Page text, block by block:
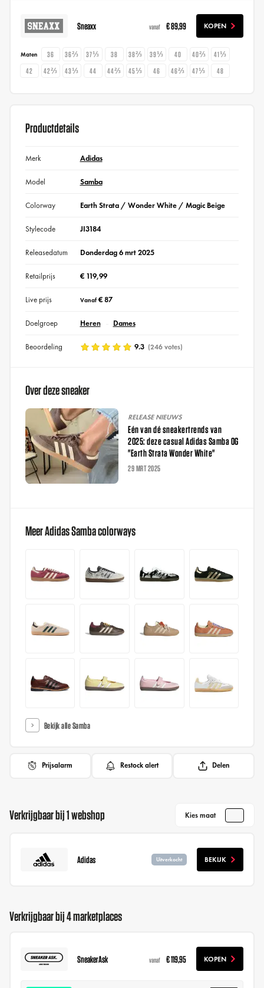
Sneaxx vanaf € 89,99 KOPEN
Maten 36 36⅔ 37⅓ 38 38⅔ 39⅓ 40 40⅔
41⅓
42
42⅔ 43⅓ 44 44⅔ 45⅓ 46 46⅔ 47⅓ 48
Productdetails
Merk Adidas
Model Samba
Colorway Earth Strata / Wonder White / Magic Beige
Stylecode JI3184
Releasedatum Donderdag 6 mrt 2025
Retailprijs € 119,99
Live prijs Vanaf€ 87
Doelgroep Heren Dames
Beoordeling 9.3 (246 votes)
Over deze sneaker
RELEASE NIEUWS
Eén van dé sneakertrends van
2025: deze casual Adidas Samba OG
"Earth Strata Wonder White"
29 MRT 2025
Meer Adidas Samba colorways
Bekijk alle Samba
Prijsalarm Restock alert Delen
Verkrijgbaar bij 1 webshop Kies maat
Adidas Uitverkocht BEKIJK
Verkrijgbaar bij 4 marketplaces
SneakerAsk vanaf € 119,95 KOPEN